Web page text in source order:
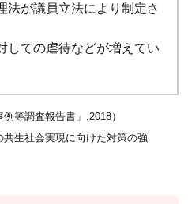
法が議員立法により制定さ
しての虐待などが増えてい
等調査報告書」,2018）
共生社会実現に向けた対策の強